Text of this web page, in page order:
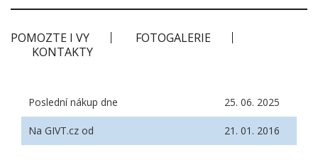
POMOZTE I VY
FOTOGALERIE
KONTAKTY
Poslední nákup dne 25. 06. 2025
Na GIVT.cz od 21. 01. 2016